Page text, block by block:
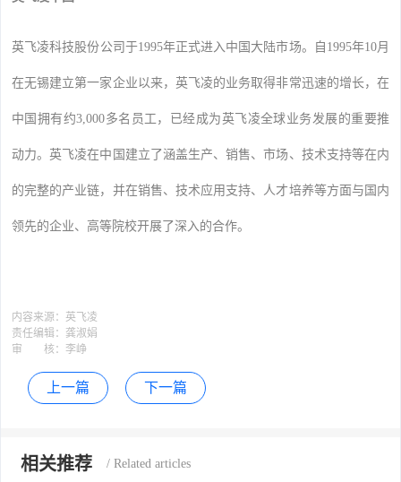
英飞凌科技股份公司于1995年正式进入中国大陆市场。自1995年10月
在无锡建立第一家企业以来，英飞凌的业务取得非常迅速的增长，在
中国拥有约3,000多名员工，已经成为英飞凌全球业务发展的重要推
动力。英飞凌在中国建立了涵盖生产、销售、市场、技术支持等在内
的完整的产业链，并在销售、技术应用支持、人才培养等方面与国内
领先的企业、高等院校开展了深入的合作。
内容来源： 英飞凌
责任编辑： 龚淑娟
审 核： 李峥
上一篇 下一篇
相关推荐